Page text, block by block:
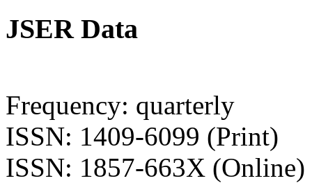
JSER Data
Frequency: quarterly
ISSN: 1409-6099 (Print)
ISSN: 1857-663X (Online)